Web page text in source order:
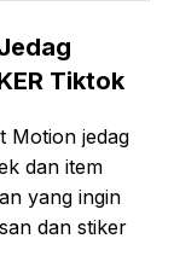
Tiktok
Motion jedag
dan item
yang ingin
dan stiker